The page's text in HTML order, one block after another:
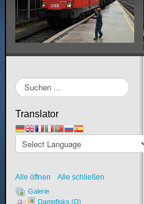
Suchen
...
Translator
Alle öffnen Alle schließen
Galerie
Dampfloks (D)